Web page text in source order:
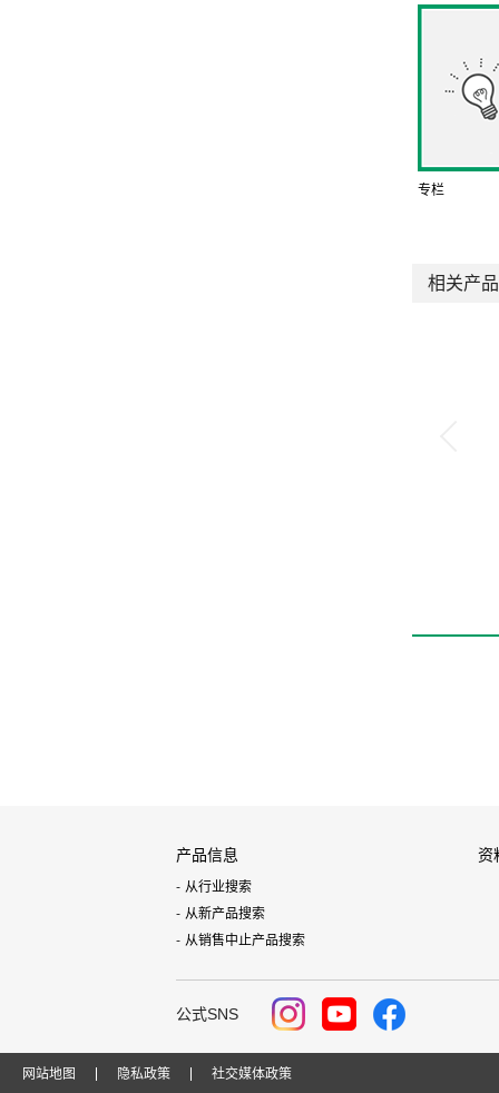
专栏
相关产品
产品信息
从行业搜索
从新产品搜索
从销售中止产品搜索
资
公式SNS
网站地图 隐私政策 社交媒体政策